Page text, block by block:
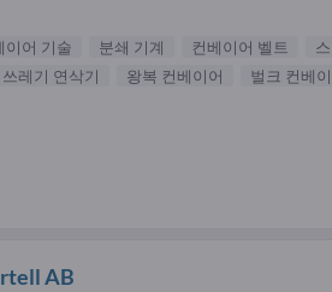
이어 기술 분쇄 기계 컨베이어 벨트
쓰레기 연삭기 왕복 컨베이어 벌크 컨베
AB